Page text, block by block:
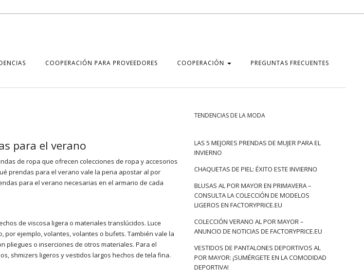
COOPERACIÓN PARA PROVEEDORES COOPERACIÓN PREGUNTAS FRECUENTES
para el verano
de ropa que ofrecen colecciones de ropa y accesorios
prendas para el verano vale la pena apostar al por
para el verano necesarias en el armario de cada
de viscosa ligera o materiales translúcidos. Luce
ejemplo, volantes, volantes o bufets. También vale la
pliegues o inserciones de otros materiales. Para el
shmizers ligeros y vestidos largos hechos de tela fina.
TENDENCIAS DE LA MODA
LAS 5 MEJORES PRENDAS DE MUJER PARA EL
INVIERNO
CHAQUETAS DE PIEL: ÉXITO ESTE INVIERNO
BLUSAS AL POR MAYOR EN PRIMAVERA –
CONSULTA LA COLECCIÓN DE MODELOS
LIGEROS EN FACTORYPRICE.EU
COLECCIÓN VERANO AL POR MAYOR –
ANUNCIO DE NOTICIAS DE FACTORYPRICE.EU
VESTIDOS DE PANTALONES DEPORTIVOS AL
POR MAYOR: ¡SUMÉRGETE EN LA COMODIDAD
DEPORTIVA!